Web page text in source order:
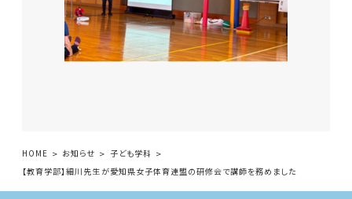
HOME お知らせ
子ども学科
【教育学部】細川先生が愛知県女子体育連盟の研修会で講師を務めました